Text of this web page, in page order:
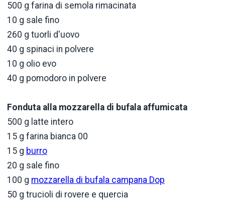
500 g farina di semola rimacinata
10 g sale fino
260 g tuorli d'uovo
40 g spinaci in polvere
10 g olio evo
40 g pomodoro in polvere
Fonduta alla mozzarella di bufala affumicata
500 g latte intero
15 g farina bianca 00
15 g burro
20 g sale fino
100 g mozzarella di bufala campana Dop
50 g trucioli di rovere e quercia